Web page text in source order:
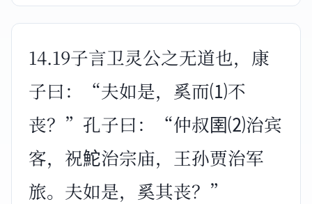
14.19子言卫灵公之无道也，康
子曰：“夫如是，奚而⑴不
丧？”孔子曰：“仲叔圉⑵治宾
客，祝鮀治宗庙，王孙贾治军
旅。夫如是，奚其丧？”